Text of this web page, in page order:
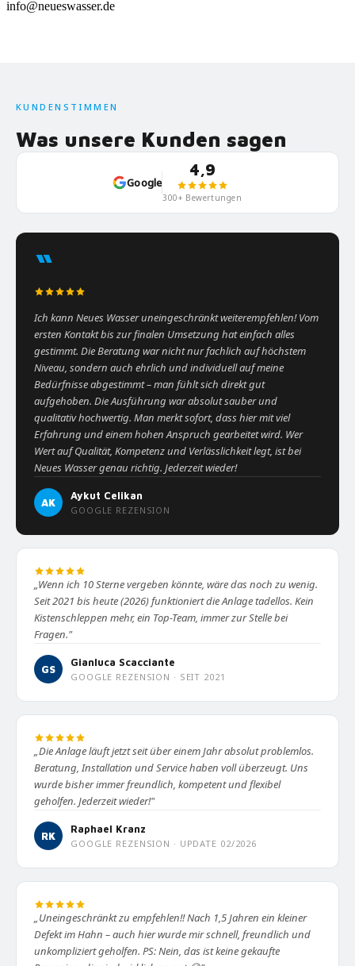
info@neueswasser.de
KUNDENSTIMMEN
Was unsere Kunden sagen
Google
4,9
300+ Bewertungen
“
Ich kann Neues Wasser uneingeschränkt weiterempfehlen! Vom
ersten Kontakt bis zur finalen Umsetzung hat einfach alles
gestimmt. Die Beratung war nicht nur fachlich auf höchstem
Niveau, sondern auch ehrlich und individuell auf meine
Bedürfnisse abgestimmt – man fühlt sich direkt gut
aufgehoben. Die Ausführung war absolut sauber und
qualitativ hochwertig. Man merkt sofort, dass hier mit viel
Erfahrung und einem hohen Anspruch gearbeitet wird. Wer
Wert auf Qualität, Kompetenz und Verlässlichkeit legt, ist bei
Neues Wasser genau richtig. Jederzeit wieder!
AK
Aykut Celikan
GOOGLE REZENSION
„Wenn ich 10 Sterne vergeben könnte, wäre das noch zu wenig.
Seit 2021 bis heute (2026) funktioniert die Anlage tadellos. Kein
Kistenschleppen mehr, ein Top-Team, immer zur Stelle bei
Fragen."
GS
Gianluca Scacciante
GOOGLE REZENSION · SEIT 2021
„Die Anlage läuft jetzt seit über einem Jahr absolut problemlos.
Beratung, Installation und Service haben voll überzeugt. Uns
wurde bisher immer freundlich, kompetent und flexibel
geholfen. Jederzeit wieder!"
RK
Raphael Kranz
GOOGLE REZENSION · UPDATE 02/2026
„Uneingeschränkt zu empfehlen!! Nach 1,5 Jahren ein kleiner
Defekt im Hahn – auch hier wurde mir schnell, freundlich und
unkompliziert geholfen. PS: Nein, das ist keine gekaufte